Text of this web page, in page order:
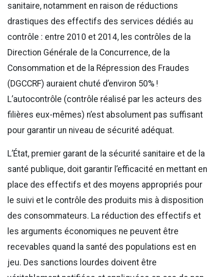
sanitaire, notamment en raison de réductions
drastiques des effectifs des services dédiés au
contrôle : entre 2010 et 2014, les contrôles de la
Direction Générale de la Concurrence, de la
Consommation et de la Répression des Fraudes
(DGCCRF) auraient chuté d’environ 50% !
L’autocontrôle (contrôle réalisé par les acteurs des
filières eux-mêmes) n’est absolument pas suffisant
pour garantir un niveau de sécurité adéquat.
L’État, premier garant de la sécurité sanitaire et de la
santé publique, doit garantir l’efficacité en mettant en
place des effectifs et des moyens appropriés pour
le suivi et le contrôle des produits mis à disposition
des consommateurs. La réduction des effectifs et
les arguments économiques ne peuvent être
recevables quand la santé des populations est en
jeu. Des sanctions lourdes doivent être